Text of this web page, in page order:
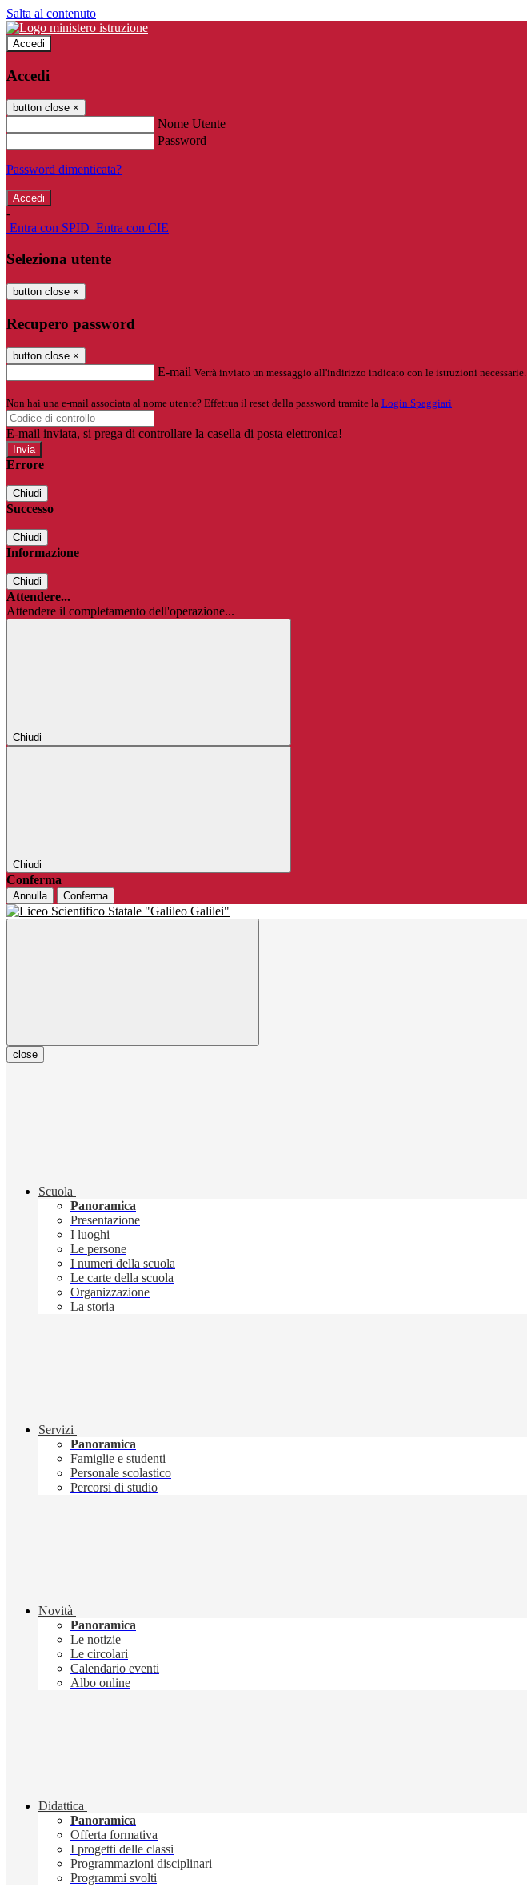
Salta al contenuto
Accedi
Accedi
button close ×
Nome Utente
Password
Password dimenticata?
-
Entra con SPID Entra con CIE
Seleziona utente
button close ×
Recupero password
button close ×
E-mail Verrà inviato un messaggio all'indirizzo indicato con le istruzioni necessarie.
Non hai una e-mail associata al nome utente? Effettua il reset della password tramite la Login Spaggiari
E-mail inviata, si prega di controllare la casella di posta elettronica!
Errore
Chiudi
Successo
Chiudi
Informazione
Chiudi
Attendere...
Attendere il completamento dell'operazione...
Chiudi
Chiudi
Conferma
Annulla Conferma
close
Scuola
Panoramica
Presentazione
I luoghi
Le persone
I numeri della scuola
Le carte della scuola
Organizzazione
La storia
Servizi
Panoramica
Famiglie e studenti
Personale scolastico
Percorsi di studio
Novità
Panoramica
Le notizie
Le circolari
Calendario eventi
Albo online
Didattica
Panoramica
Offerta formativa
I progetti delle classi
Programmazioni disciplinari
Programmi svolti